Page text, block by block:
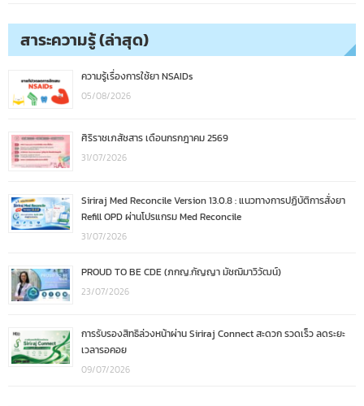
สาระความรู้ (ล่าสุด)
ความรู้เรื่องการใช้ยา NSAIDs
05/08/2026
ศิริราชเภสัชสาร เดือนกรกฎาคม 2569
31/07/2026
Siriraj Med Reconcile Version 13.0.8 : แนวทางการปฏิบัติการสั่งยา
Refill OPD ผ่านโปรแกรม Med Reconcile
31/07/2026
PROUD TO BE CDE (ภกญ.กัญญา มัชฌิมาวิวัฒน์)
23/07/2026
การรับรองสิทธิล่วงหน้าผ่าน Siriraj Connect สะดวก รวดเร็ว ลดระยะ
เวลารอคอย
09/07/2026